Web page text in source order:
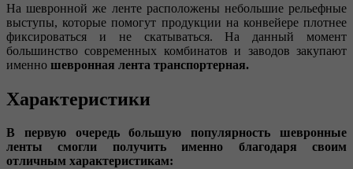
На шевронной же ленте расположены небольшие рельефные
выступы, которые помогут продукции на конвейере плотнее
фиксироваться и не скатываться. На данный момент
большинство современных комбинатов и заводов закупают
именно шевронная лента транспортерная.
Характеристики
В первую очередь большую популярность шевронные
ленты смогли получить именно благодаря своим
отличным характеристикам: